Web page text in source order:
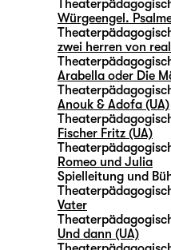
Würgeengel.
zwei herren von
Arabella oder Die
Anouk & Adofa (UA)
Fischer Fritz (UA)
Romeo und Julia
Spielleitung und
Vater
Und dann (UA)